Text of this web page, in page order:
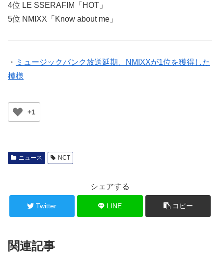
4位 LE SSERAFIM「HOT」
5位 NMIXX「Know about me」
・ ミュージックバンク放送延期、NMIXXが1位を獲得した
模様
+1
ニュース NCT
シェアする
Twitter LINE コピー
関連記事